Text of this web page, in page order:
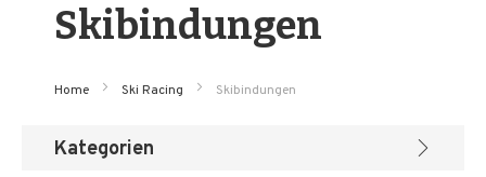
Skibindungen
Home Ski Racing Skibindungen
Kategorien